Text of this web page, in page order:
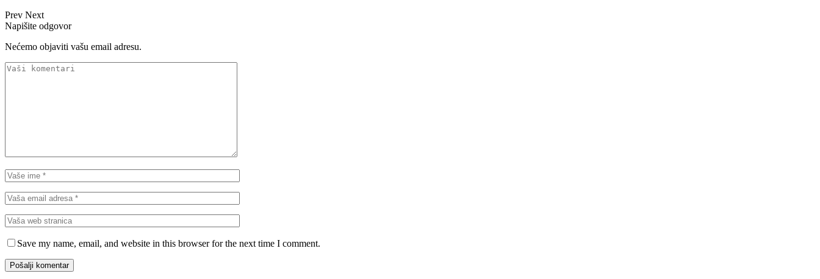
Prev Next
Napišite odgovor
Nećemo objaviti vašu email adresu.
Save my name, email, and website in this browser for the next time I comment.